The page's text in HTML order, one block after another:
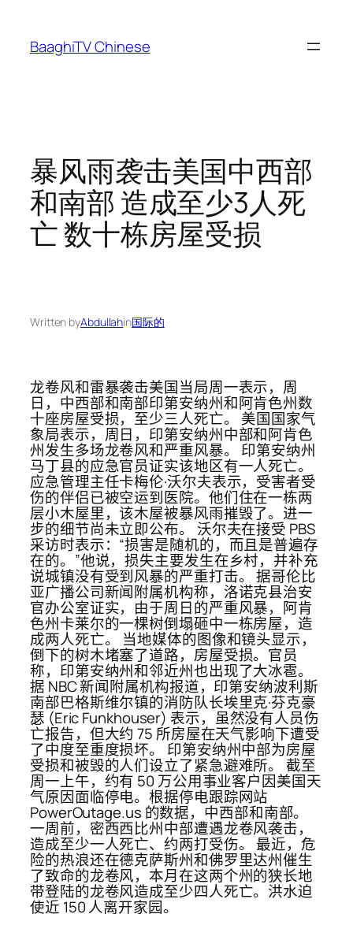
content
BaaghiTV Chinese
暴风雨袭击美国中西部
和南部 造成至少3人死
亡 数十栋房屋受损
Written byAbdullahin国际的
龙卷风和雷暴袭击美国当局周一表示，周
日，中西部和南部印第安纳州和阿肯色州数
十座房屋受损，至少三人死亡。 美国国家气
象局表示，周日，印第安纳州中部和阿肯色
州发生多场龙卷风和严重风暴。 印第安纳州
马丁县的应急官员证实该地区有一人死亡。
应急管理主任卡梅伦·沃尔夫表示，受害者受
伤的伴侣已被空运到医院。他们住在一栋两
层小木屋里，该木屋被暴风雨摧毁了。进一
步的细节尚未立即公布。 沃尔夫在接受 PBS
采访时表示：“损害是随机的，而且是普遍存
在的。”他说，损失主要发生在乡村，并补充
说城镇没有受到风暴的严重打击。 据哥伦比
亚广播公司新闻附属机构称，洛诺克县治安
官办公室证实，由于周日的严重风暴，阿肯
色州卡莱尔的一棵树倒塌砸中一栋房屋，造
成两人死亡。 当地媒体的图像和镜头显示，
倒下的树木堵塞了道路，房屋受损。官员
称，印第安纳州和邻近州也出现了大冰雹。
据 NBC 新闻附属机构报道，印第安纳波利斯
南部巴格斯维尔镇的消防队长埃里克·芬克豪
瑟 (Eric Funkhouser) 表示，虽然没有人员伤
亡报告，但大约 75 所房屋在天气影响下遭受
了中度至重度损坏。 印第安纳州中部为房屋
受损和被毁的人们设立了紧急避难所。 截至
周一上午，约有 50 万公用事业客户因美国天
气原因面临停电。根据停电跟踪网站
PowerOutage.us 的数据，中西部和南部。
一周前，密西西比州中部遭遇龙卷风袭击，
造成至少一人死亡、约两打受伤。 最近，危
险的热浪还在德克萨斯州和佛罗里达州催生
了致命的龙卷风，本月在这两个州的狭长地
带登陆的龙卷风造成至少四人死亡。洪水迫
使近 150 人离开家园。